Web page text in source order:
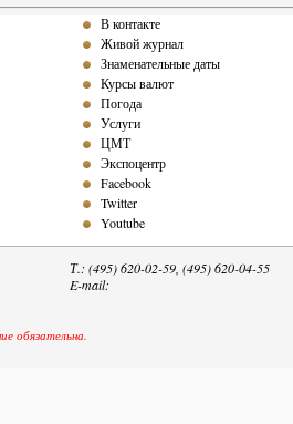
В контакте
Живой журнал
Знаменательные даты
Курсы валют
Погода
Услуги
ЦМТ
Экспоцентр
Facebook
Twitter
Youtube
Т.: (495) 620-02-59, (495) 620-04-55
E-mail:
обязательна.